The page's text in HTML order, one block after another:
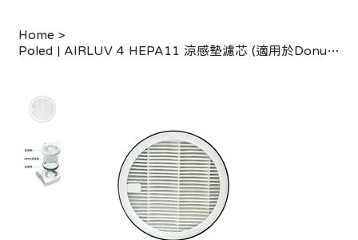
Home >
Poled | AIRLUV 4 HEPA11 涼感墊濾芯 (適用於Donut / Lollipop)